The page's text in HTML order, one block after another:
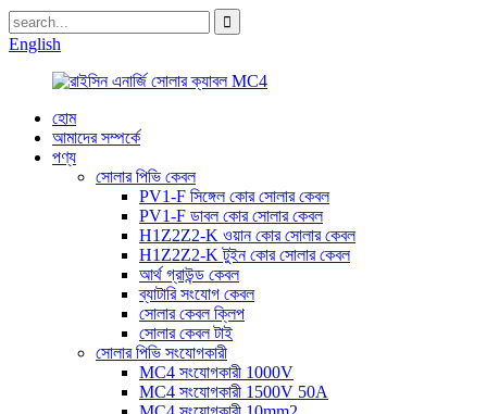
English
হোম
আমাদের সম্পর্কে
পণ্য
সোলার পিভি কেবল
PV1-F সিঙ্গেল কোর সোলার কেবল
PV1-F ডাবল কোর সোলার কেবল
H1Z2Z2-K ওয়ান কোর সোলার কেবল
H1Z2Z2-K টুইন কোর সোলার কেবল
আর্থ গ্রাউন্ড কেবল
ব্যাটারি সংযোগ কেবল
সোলার কেবল ক্লিপ
সোলার কেবল টাই
সোলার পিভি সংযোগকারী
MC4 সংযোগকারী 1000V
MC4 সংযোগকারী 1500V 50A